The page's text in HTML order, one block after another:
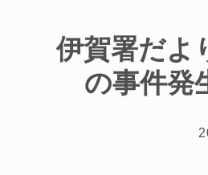
伊賀署だ
の事件発